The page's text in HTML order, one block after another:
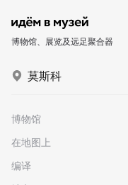
博物馆、展览及远足聚合器
莫斯科
博物馆
在地图上
编译